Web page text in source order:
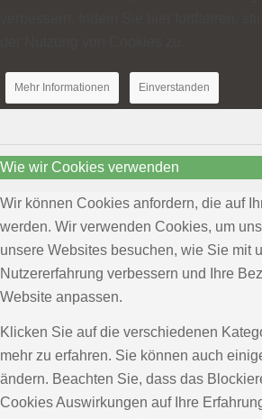
Mehr Informationen Einverstanden
Wie wir Cookies verwenden
Wir können Cookies anfordern, die auf
werden. Wir verwenden Cookies, um
unsere Websites besuchen, wie Sie mit
Nutzererfahrung verbessern und Ihre
Website anpassen.
Klicken Sie auf die verschiedenen
mehr zu erfahren. Sie können auch
ändern. Beachten Sie, dass das
Cookies Auswirkungen auf Ihre